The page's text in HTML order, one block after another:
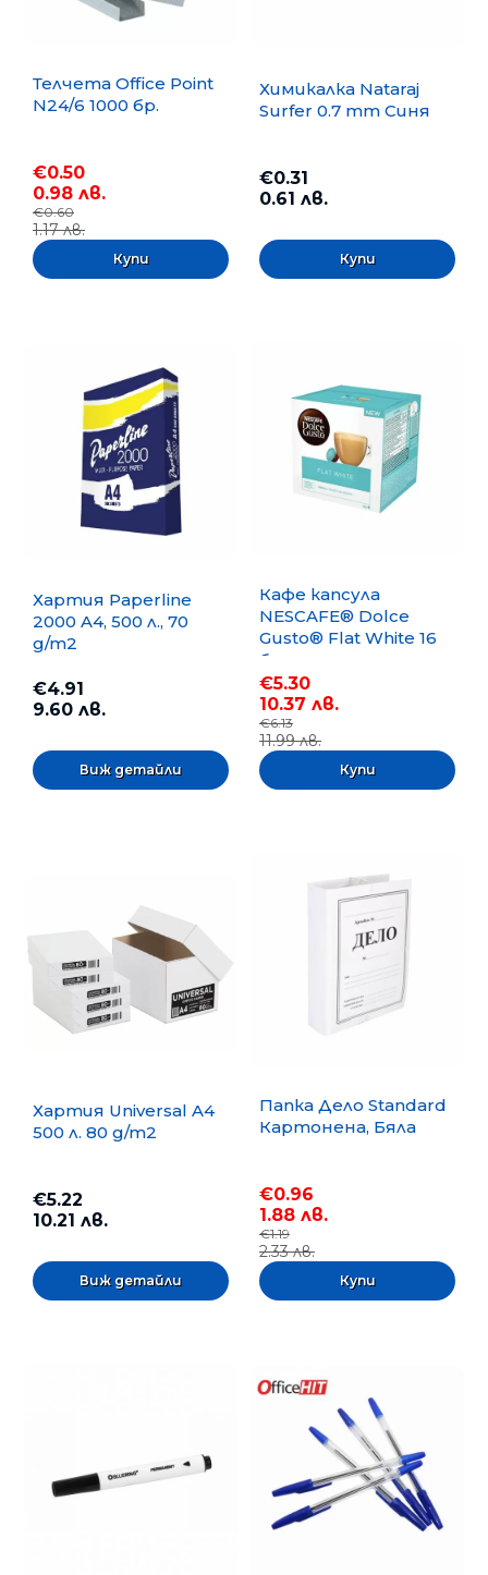
Телчета Office Point
N24/6 1000 бр.
€0.50
0.98 лв.
€0.60
1.17 лв.
Химикалка Nataraj
Surfer 0.7 mm Синя
€0.31
0.61 лв.
Хартия Paperline
2000 A4, 500 л., 70
g/m2
€4.91
9.60 лв.
Виж детайли
Кафе капсула
NESCAFE® Dolce
Gusto® Flat White 16
бр.
€5.30
10.37 лв.
€6.13
11.99 лв.
Хартия Universal A4
500 л. 80 g/m2
€5.22
10.21 лв.
Виж детайли
Папка Дело Standard
Картонена, Бяла
€0.96
1.88 лв.
€1.19
2.33 лв.